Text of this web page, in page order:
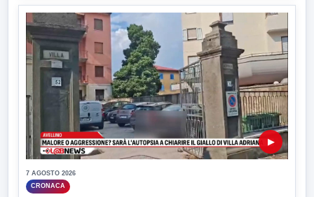
▶
7 AGOSTO 2026
CRONACA